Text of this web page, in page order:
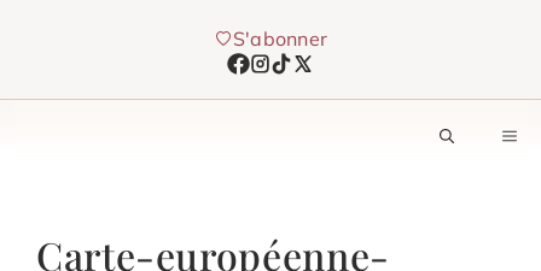
S'abonner
Carte-européenne-